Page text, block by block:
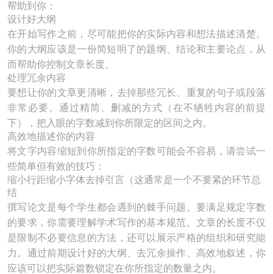
帮助到你：
设计好大纲
在开始写作之前，尽可能把你的实际内容和想法描述清楚。
你的大纲应该是一份简短明了的题纲、结论和主要论点，从
而帮助你控制文章长度。
处理冗余内容
要想让你的文章更清晰，去掉那些冗长、重复的句子或段落
非常必要。通过精简、删减的方式（在不牺牲内容的前提
下），把入眼的字数减到你所限定的区间之内。
高效地描述你的内容
将文字内容缩短到你所指定的字数可能会不容易，请尝试一
些简单但有效的技巧：
缩小行距缩小字体去掉引言（这通常是一个不要紧的环节总
结
撰写论文是每个学生都会遇到的棘手问题。要满足规定字数
的要求，你需要理解学术写作的基本规范。文章的长度不仅
是限制不必要信息的方法，还可以展示严格的组织和研究能
力。通过前期设计好的大纲、去冗余操作、高效地叙述，你
应该可以把实际篇数锁定在你所指定的数量之内。